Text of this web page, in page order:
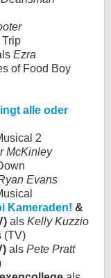
Ezra
of Food Boy
alle oder
2
McKinley
Evans
Kameraden! &
als Kelly Kuzzio
(TV)
als Pete Pratt